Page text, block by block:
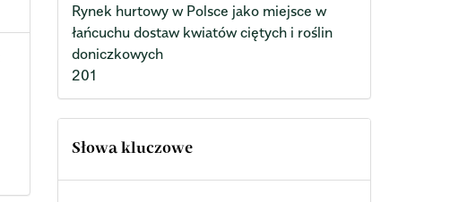
Rynek hurtowy w Polsce jako miejsce w
łańcuchu dostaw kwiatów ciętych i roślin
doniczkowych
201
Słowa kluczowe